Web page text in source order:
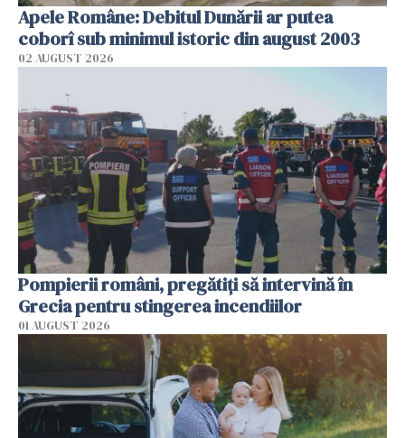
Apele Române: Debitul Dunării ar putea
coborî sub minimul istoric din august 2003
02 AUGUST 2026
Pompierii români, pregătiţi să intervină în
Grecia pentru stingerea incendiilor
01 AUGUST 2026